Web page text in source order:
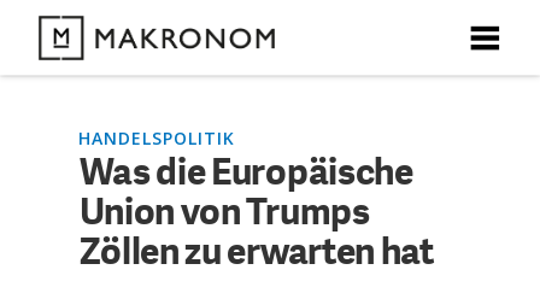
X
DEBATTEN
ARTIKEL
FEATURES
X
X
X
HANDELSPOLITIK
Was die Europäische
Union von Trumps
Zöllen zu erwarten hat
X
KOMMENTARE ZU
Was die Europäische
Union von Trumps Zöllen